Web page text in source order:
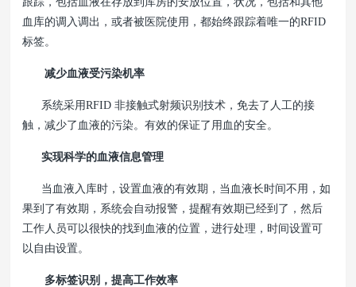
血库的调入调出，或者被医院使用，都始终跟踪着唯一的RFID
标签。
减少血液受污染机率
系统采用RFID 非接触式射频识别技术，免去了人工的接
触，减少了血液的污染。有效的保证了用血的安全。
实现科学的血液信息管理
当血液入库时，设置血液的有效期，当血液长时间不用，如
果到了有效期，系统会自动报警，提醒有效期已经到了，然后
工作人员可以很快的找到血液的位置，进行处理，时间设置可
以自由设置。
多标签识别，提高工作效率